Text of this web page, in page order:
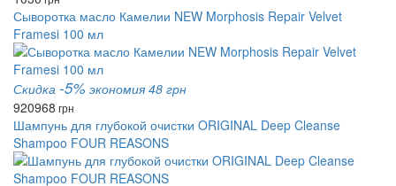
Сыворотка масло Камелии NEW Morphosis Repair Velvet
Framesi 100 мл
Скидка -5% экономия 48 грн
920968 грн
Шампунь для глубокой очистки ORIGINAL Deep Cleanse
Shampoo FOUR REASONS